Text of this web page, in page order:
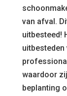
van afval.
uitbesteed!
uitbesteden
waardoor
beplanting